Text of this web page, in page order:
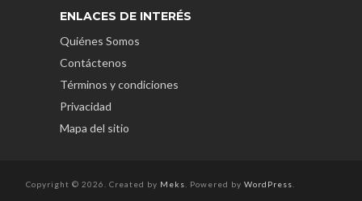
ENLACES DE INTERÉS
Quiénes Somos
Contáctenos
Términos y condiciones
Privacidad
Mapa del sitio
Copyright © 2026. Created by Meks . Powered by WordPress